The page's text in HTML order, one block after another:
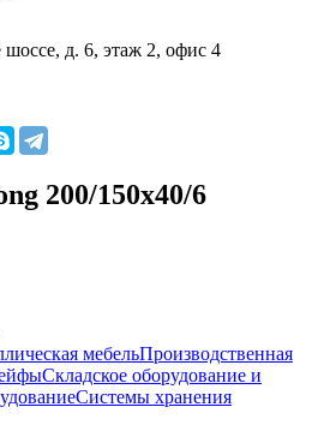
шоссе, д. 6, этаж 2, офис 4
200/150х40/6
мебельПроизводственная
Складское оборудование и
Системы хранения